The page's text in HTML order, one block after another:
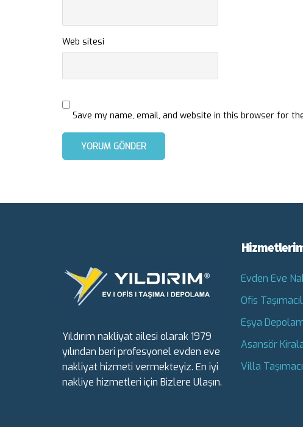
Web sitesi
Save my name, email, and website in this browser for
Yıldırım nakliyat ailesi olarak 1979
yılından beri profesyonel evden eve
nakliyat hizmeti vermekteyiz. En iyi
nakliye hizmetleri için Bizlere Ulaşın.
Evden Eve
Ofis
Eşya
Asansör
Villa